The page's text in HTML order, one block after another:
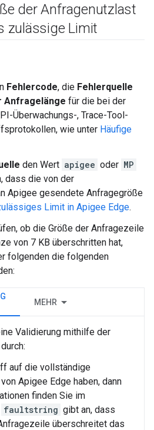
der Anfragenutzlast
zulässige Limit
Fehlercode, die Fehlerquelle
Anfragelänge für die bei der
Überwachungs-, Trace-Tool-
wie unter Häufige
den Wert apigee oder MP
dass die von der
Apigee gesendete Anfragegröße
Limit in Apigee Edge.
ob die Größe der Anfragezeile
von 7 KB überschritten hat,
folgenden die folgenden
MEHR
Validierung mithilfe der
auf die vollständige
Apigee Edge haben, dann
finden Sie im
faultstring gibt an, dass
überschreitet das